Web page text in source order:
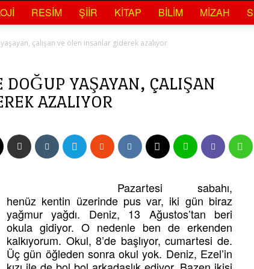
RESIM ŞIIR KITAP BILIM MIZAH
çalışan ve ölen insanlar giderek azalıyor
DOĞUP YAŞAYAN, ÇALIŞAN
AZALIYOR
Pazartesi sabahı,
henüz kentin üzerinde pus var, iki gün biraz
yağmur yağdı. Deniz, 13 Ağustos’tan beri
okula gidiyor. O nedenle ben de erkenden
kalkıyorum. Okul, 8’de başlıyor, cumartesi de.
Üç gün öğleden sonra okul yok. Deniz, Ezel’in